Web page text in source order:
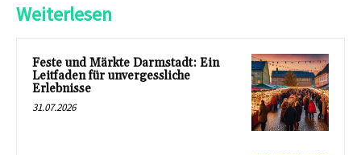
Weiterlesen
Feste und Märkte Darmstadt: Ein
Leitfaden für unvergessliche
Erlebnisse
31.07.2026